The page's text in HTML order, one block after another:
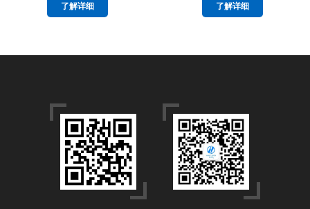
了解详细 了解详细